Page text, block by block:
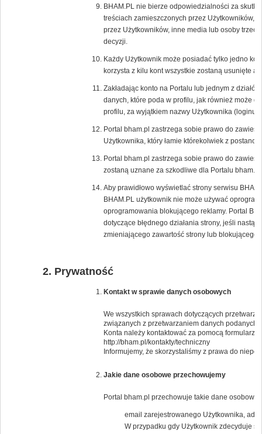
BHAM.PL nie bierze odpowiedzialności za
treściach zamieszczonych przez Użytkowników,
przez Użytkowników, inne media lub osoby
decyzji.
Każdy Użytkownik może posiadać tylko jedno
korzysta z kilu kont wszystkie zostaną usunięte
Zakładając konto na Portalu lub jednym z
danych, które poda w profilu, jak również może
profilu, za wyjątkiem nazwy Użytkownika
Portal bham.pl zastrzega sobie prawo do
Użytkownika, który łamie którekolwiek z
Portal bham.pl zastrzega sobie prawo do
zostaną uznane za szkodliwe dla Portalu bham.pl.
Aby prawidłowo wyświetlać strony serwisu
BHAM.PL użytkownik nie może używać
oprogramowania blokującego reklamy. Portal
dotyczące błędnego działania strony, jeśli
zmieniającego zawartość strony lub blokującego
Prywatność
Kontakt w sprawie danych osobowych
We wszystkich sprawach dotyczących
związanych z przetwarzaniem danych podanych
Konta należy kontaktować za pomocą
http://bham.pl/kontakty/techniczny
Informujemy, że skorzystaliśmy z prawa do
Jakie dane osobowe przechowujemy
Portal bham.pl przechowuje takie dane osobowe
email zarejestrowanego Użytkownika,
W przypadku gdy Użytkownik zdecyduje